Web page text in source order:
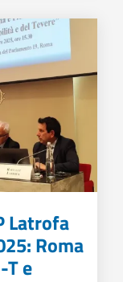
Latrofa
Roma
T e